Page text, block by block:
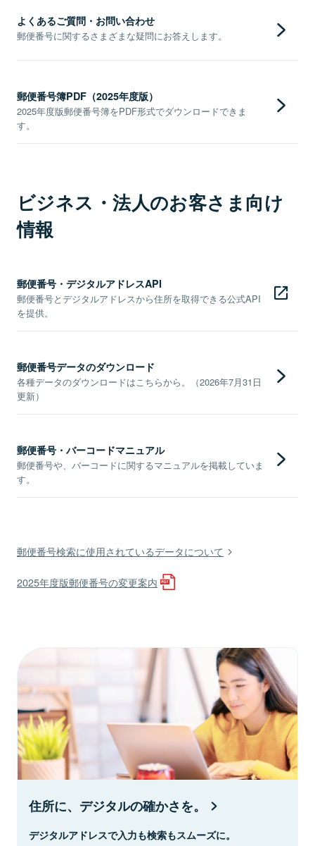
よくあるご質問・お問い合わせ
郵便番号に関するさまざまな疑問にお答えします。
郵便番号簿PDF（2025年度版）
2025年度版郵便番号簿をPDF形式でダウンロードできま
す。
ビジネス・法人のお客さま向け
情報
郵便番号・デジタルアドレスAPI
郵便番号とデジタルアドレスから住所を取得できる公式API
を提供。
郵便番号データのダウンロード
各種データのダウンロードはこちらから。（2026年7月31日
更新）
郵便番号・バーコードマニュアル
郵便番号や、バーコードに関するマニュアルを掲載していま
す。
郵便番号検索に使用されているデータについて
2025年度版郵便番号の変更案内
住所に、デジタルの確かさを。
デジタルアドレスで入力も検索もスムーズに。